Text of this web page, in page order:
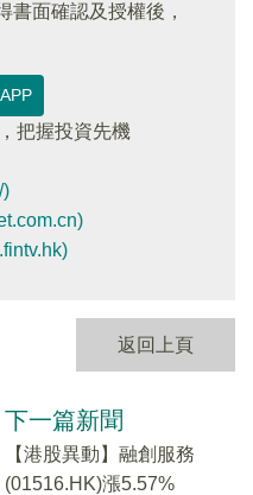
書面確認及授權後，
把握投資先機
)
返回上頁
下一篇新聞
【港股異動】融創服務
(01516.HK)漲5.57%